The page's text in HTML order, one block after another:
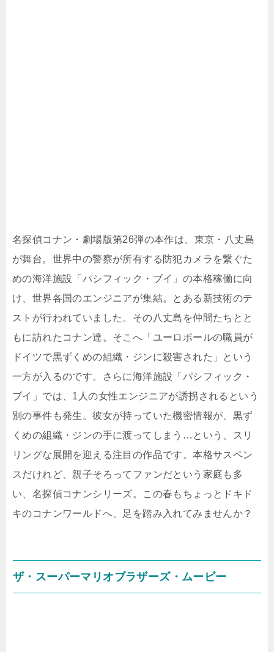
名探偵コナン・劇場版第26弾の本作は、東京・八丈島
が舞台。世界中の警察が所有する防犯カメラを繋ぐた
めの海洋施設「パシフィック・ブイ」の本格稼働に向
け、世界各国のエンジニアが集結。とある新技術のテ
ストが行われていました。その八丈島を仲間たちとと
もに訪れたコナン達。そこへ「ユーロポールの職員が
ドイツで黒ずくめの組織・ジンに殺害された」という
一方が入るのです。さらに海洋施設「パシフィック・
ブイ」では、1人の女性エンジニアが誘拐されるという
別の事件も発生。彼女が持っていた機密情報が、黒ず
くめの組織・ジンの手に渡ってしまう…という、スリ
リングな展開を迎える注目の作品です。本格サスペン
スだけれど、親子そろってファンだという家庭も多
い、名探偵コナンシリーズ。この春もちょっとドキド
キのコナンワールドへ、足を踏み入れてみませんか？
ザ・スーパーマリオブラザーズ・ムービー